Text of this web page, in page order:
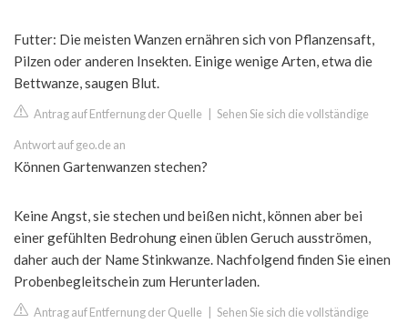
Futter: Die meisten Wanzen ernähren sich von Pflanzensaft,
Pilzen oder anderen Insekten. Einige wenige Arten, etwa die
Bettwanze, saugen Blut.
Antrag auf Entfernung der Quelle Sehen Sie sich die vollständige
Antwort auf geo.de an
Können Gartenwanzen stechen?
Keine Angst, sie stechen und beißen nicht, können aber bei
einer gefühlten Bedrohung einen üblen Geruch ausströmen,
daher auch der Name Stinkwanze. Nachfolgend finden Sie einen
Probenbegleitschein zum Herunterladen.
Antrag auf Entfernung der Quelle Sehen Sie sich die vollständige